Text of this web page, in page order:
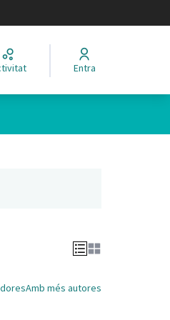
Entra
Amb més autores